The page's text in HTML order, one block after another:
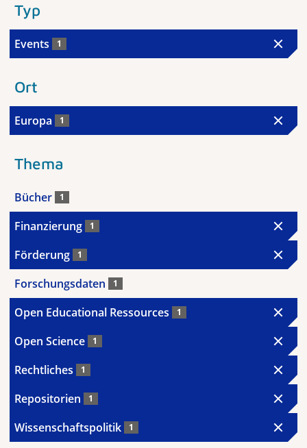
Typ
Events 1
Ort
Europa 1
Thema
Bücher 1
Finanzierung 1
Förderung 1
Forschungsdaten 1
Open Educational Ressources 1
Open Science 1
Rechtliches 1
Repositorien 1
Wissenschaftspolitik 1